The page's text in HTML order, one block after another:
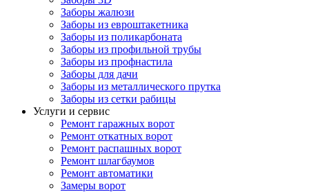
Заборы жалюзи
Заборы из евроштакетника
Заборы из поликарбоната
Заборы из профильной трубы
Заборы из профнастила
Заборы для дачи
Заборы из металлического прутка
Заборы из сетки рабицы
Услуги и сервис
Ремонт гаражных ворот
Ремонт откатных ворот
Ремонт распашных ворот
Ремонт шлагбаумов
Ремонт автоматики
Замеры ворот